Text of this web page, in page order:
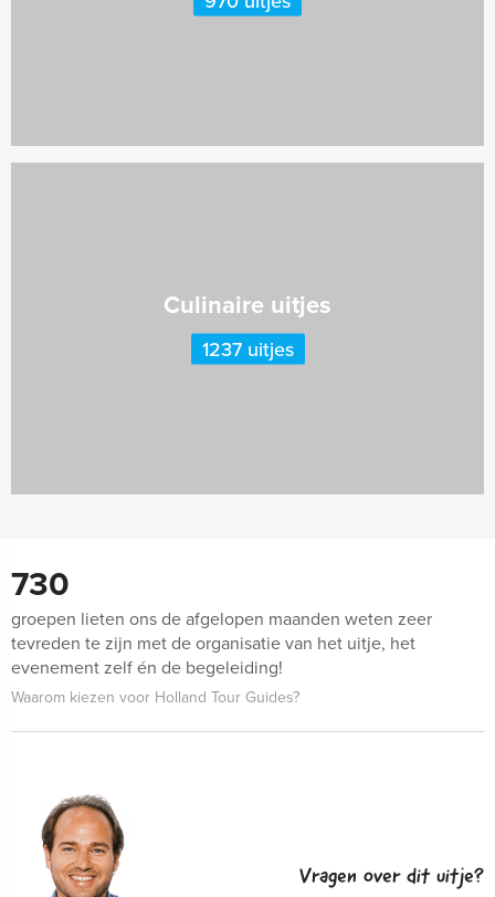
Culinaire uitjes
1237 uitjes
730
groepen lieten ons de afgelopen maanden weten zeer
tevreden te zijn met de organisatie van het uitje, het
evenement zelf én de begeleiding!
Waarom kiezen voor Holland Tour Guides?
Vragen over dit uitje?